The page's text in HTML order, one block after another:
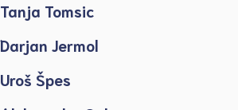
Tanja Tomsic
Darjan Jermol
Uroš Špes